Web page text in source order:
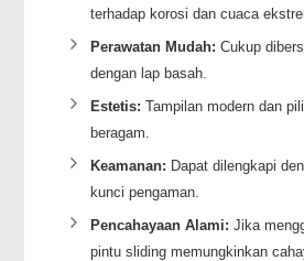
terhadap korosi dan cuaca
Perawatan Mudah: Cukup
dengan lap basah.
Estetis: Tampilan modern dan
beragam.
Keamanan: Dapat dilengkapi
kunci pengaman.
Pencahayaan Alami: Jika
pintu sliding memungkinkan